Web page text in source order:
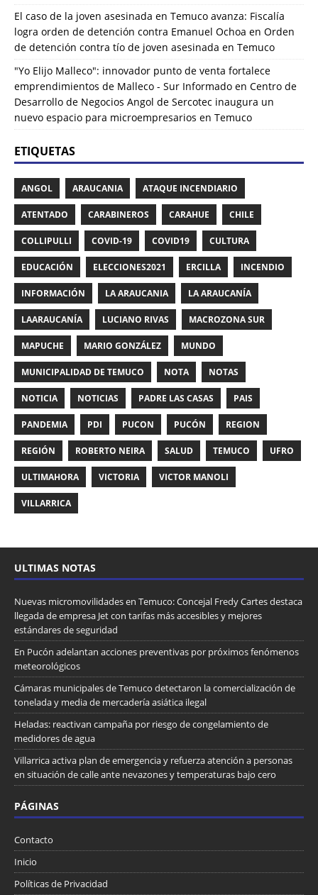
El caso de la joven asesinada en Temuco avanza: Fiscalía
logra orden de detención contra Emanuel Ochoa en Orden
de detención contra tío de joven asesinada en Temuco
"Yo Elijo Malleco": innovador punto de venta fortalece
emprendimientos de Malleco - Sur Informado en Centro de
Desarrollo de Negocios Angol de Sercotec inaugura un
nuevo espacio para microempresarios en Temuco
ETIQUETAS
ANGOL ARAUCANIA ATAQUE INCENDIARIO
ATENTADO CARABINEROS CARAHUE CHILE
COLLIPULLI COVID-19 COVID19 CULTURA
EDUCACIÓN ELECCIONES2021 ERCILLA INCENDIO
INFORMACIÓN LA ARAUCANIA LA ARAUCANÍA
LAARAUCANÍA LUCIANO RIVAS MACROZONA SUR
MAPUCHE MARIO GONZÁLEZ MUNDO
MUNICIPALIDAD DE TEMUCO NOTA NOTAS
NOTICIA NOTICIAS PADRE LAS CASAS PAIS
PANDEMIA PDI PUCON PUCÓN REGION
REGIÓN ROBERTO NEIRA SALUD TEMUCO UFRO
ULTIMAHORA VICTORIA VICTOR MANOLI
VILLARRICA
ULTIMAS NOTAS
Nuevas micromovilidades en Temuco: Concejal Fredy Cartes destaca
llegada de empresa Jet con tarifas más accesibles y mejores
estándares de seguridad
En Pucón adelantan acciones preventivas por próximos fenómenos
meteorológicos
Cámaras municipales de Temuco detectaron la comercialización de
tonelada y media de mercadería asiática ilegal
Heladas: reactivan campaña por riesgo de congelamiento de
medidores de agua
Villarrica activa plan de emergencia y refuerza atención a personas
en situación de calle ante nevazones y temperaturas bajo cero
PÁGINAS
Contacto
Inicio
Políticas de Privacidad